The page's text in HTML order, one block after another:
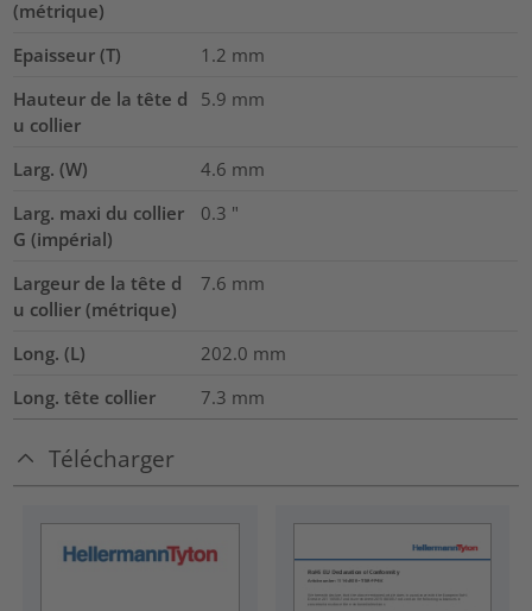
(métrique)
Epaisseur (T)
1.2 mm
Hauteur de la tête d
u collier
5.9 mm
Larg. (W) 4.6 mm
Larg. maxi du collier
G (impérial)
0.3 "
Largeur de la tête d
u collier (métrique)
7.6 mm
Long. (L) 202.0 mm
Long. tête collier
7.3 mm
Télécharger